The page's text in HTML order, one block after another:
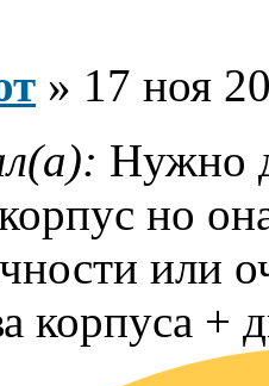
» 17 ноя
Нужно
но
или
корпуса +